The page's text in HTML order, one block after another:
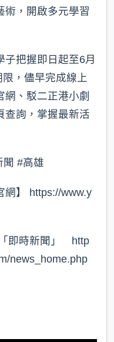
術，開啟多元學習
把握即日起至6月
，儘早完成線上
、駁二正港小劇
查詢，掌握最新活
聞 #高雄
網】 https://www.y
即時新聞」 http
news_home.php⁠